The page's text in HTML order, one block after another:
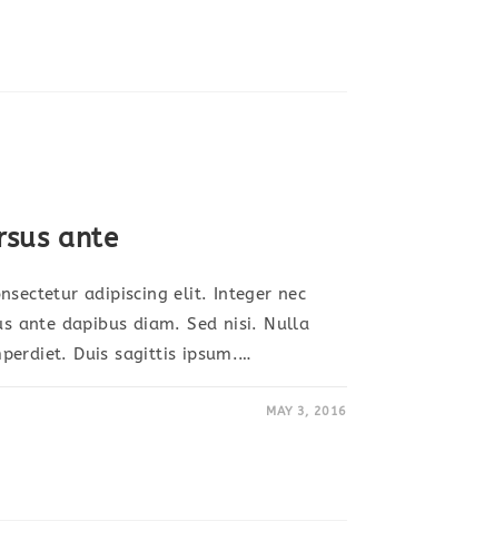
ante
adipiscing elit. Integer nec
ante dapibus diam. Sed nisi. Nulla
Duis sagittis ipsum.…
MAY 3, 2016